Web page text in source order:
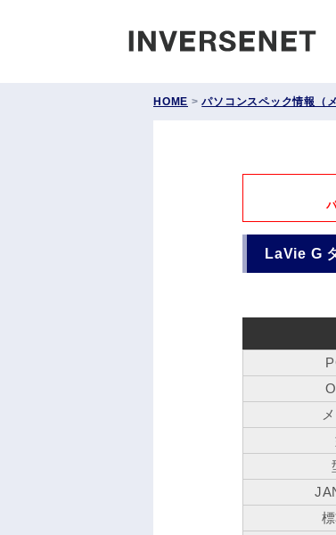
HOME >パソコンスペック情報（
LaVie G